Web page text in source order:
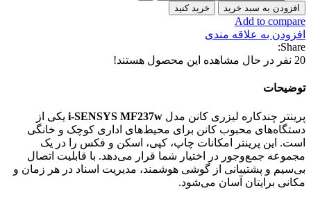
افزودن به سبد خرید خرید کنید
Add to compare
افزودن به علاقه مندی
Share:
20 نفر در حال مشاهده این محصول هستند!
توضیحات
پرینتر چندکاره لیزری کانن مدل i-SENSYS MF237w یکی از
دستگاه‌های محبوب کانن برای محیط‌های اداری کوچک و خانگی
است. این پرینتر امکانات چاپ، کپی، اسکن و فکس را در یک
مجموعه جمع‌وجور در اختیار شما قرار می‌دهد. با قابلیت اتصال
بی‌سیم و پشتیبانی از گوشی هوشمند، مدیریت اسناد در هر زمان و
مکانی برایتان آسان می‌شود.